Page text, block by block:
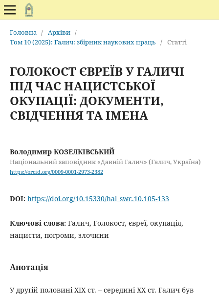
Головна / Архіви /
Том 10 (2025): Галич: збірник наукових праць / Статті
ГОЛОКОСТ ЄВРЕЇВ У ГАЛИЧІ
ПІД ЧАС НАЦИСТСЬКОЇ
ОКУПАЦІЇ: ДОКУМЕНТИ,
СВІДЧЕННЯ ТА ІМЕНА
Володимир КОЗЕЛКІВСЬКИЙ
Національний заповідник «Давній Галич» (Галич, Україна)
https://orcid.org/0009-0001-2973-2382
DOI: https://doi.org/10.15330/hal_swc.10.105-133
Ключові слова: Галич, Голокост, євреї, окупація,
нацисти, погроми, злочини
Анотація
У другій половині ХІХ ст. – середині ХХ ст. Галич був